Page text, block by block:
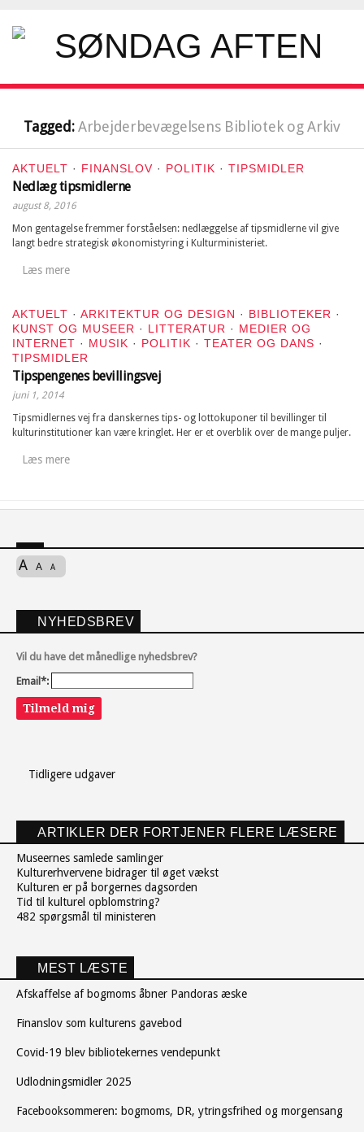
Tagged:Arbejderbevægelsens Bibliotek og Arkiv
AKTUELT · FINANSLOV · POLITIK · TIPSMIDLER
Nedlæg tipsmidlerne
august 8, 2016
Mon gentagelse fremmer forståelsen: nedlæggelse af tipsmidlerne vil give
langt bedre strategisk økonomistyring i Kulturministeriet.
Læs mere
AKTUELT · ARKITEKTUR OG DESIGN · BIBLIOTEKER ·
KUNST OG MUSEER · LITTERATUR · MEDIER OG
INTERNET · MUSIK · POLITIK · TEATER OG DANS ·
TIPSMIDLER
Tipspengenes bevillingsvej
juni 1, 2014
Tipsmidlernes vej fra danskernes tips- og lottokuponer til bevillinger til
kulturinstitutioner kan være kringlet. Her er et overblik over de mange puljer.
Læs mere
A A A
NYHEDSBREV
Vil du have det månedlige nyhedsbrev?
Email*:
Tilmeld mig
Tidligere udgaver
ARTIKLER DER FORTJENER FLERE LÆSERE
Museernes samlede samlinger
Kulturerhvervene bidrager til øget vækst
Kulturen er på borgernes dagsorden
Tid til kulturel opblomstring?
482 spørgsmål til ministeren
MEST LÆSTE
Afskaffelse af bogmoms åbner Pandoras æske
Finanslov som kulturens gavebod
Covid-19 blev bibliotekernes vendepunkt
Udlodningsmidler 2025
Facebooksommeren: bogmoms, DR, ytringsfrihed og morgensang